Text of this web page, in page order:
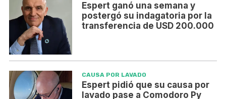
Espert ganó una semana y
postergó su indagatoria por la
transferencia de USD 200.000
CAUSA POR LAVADO
Espert pidió que su causa por
lavado pase a Comodoro Py